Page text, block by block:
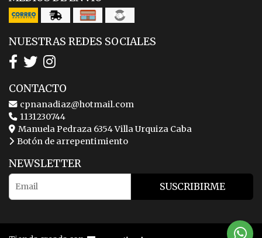
NUESTRAS REDES SOCIALES
CONTACTO
cpnanadiaz@hotmail.com
1131230744
Manuela Pedraza 6354 Villa Urquiza Caba
Botón de arrepentimiento
NEWSLETTER
SUSCRIBIRME